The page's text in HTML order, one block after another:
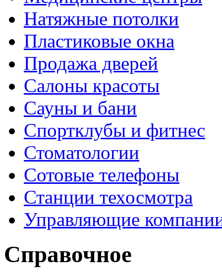
Натяжные потолки
Пластиковые окна
Продажа дверей
Салоны красоты
Сауны и бани
Спортклубы и фитнес
Стоматологии
Сотовые телефоны
Станции техосмотра
Управляющие
Справочное